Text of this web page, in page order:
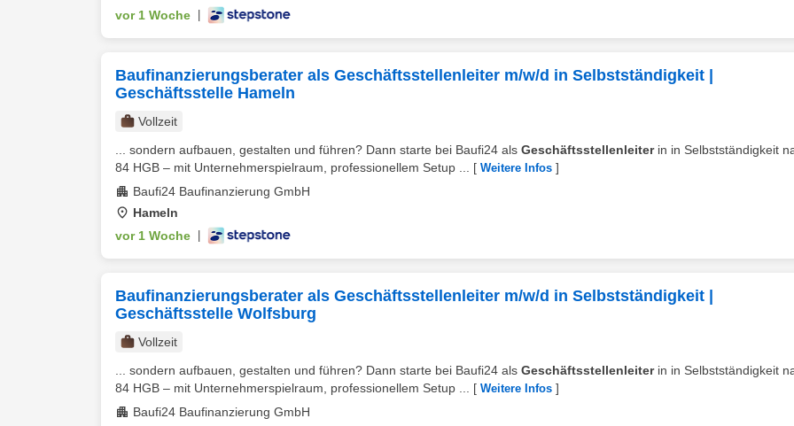
vor 1 Woche
Baufinanzierungsberater als Geschäftsstellenleiter m/w/d in Selbstständigkeit |
Geschäftsstelle Hameln
Vollzeit
... sondern aufbauen, gestalten und führen? Dann starte bei Baufi24 als Geschäftsstellenleiterin in Selbstständigkeit
84 HGB – mit Unternehmerspielraum, professionellem Setup ...
[ Weitere Infos ]
Baufi24 Baufinanzierung GmbH
Hameln
vor 1 Woche
Baufinanzierungsberater als Geschäftsstellenleiter m/w/d in Selbstständigkeit |
Geschäftsstelle Wolfsburg
Vollzeit
... sondern aufbauen, gestalten und führen? Dann starte bei Baufi24 als Geschäftsstellenleiterin in Selbstständigkeit
84 HGB – mit Unternehmerspielraum, professionellem Setup ...
[ Weitere Infos ]
Baufi24 Baufinanzierung GmbH